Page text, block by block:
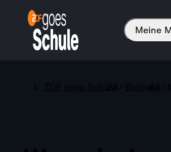
Meine
ZDF goes Schule Biologie